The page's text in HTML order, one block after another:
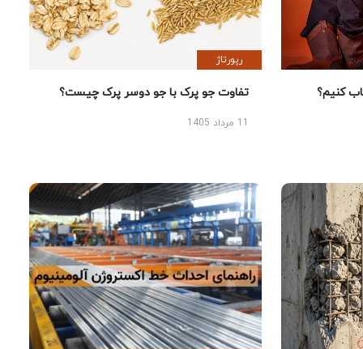
کنیم؟
رپورتاژ
تفاوت جو پرک با جو دوسر پرک چیست؟